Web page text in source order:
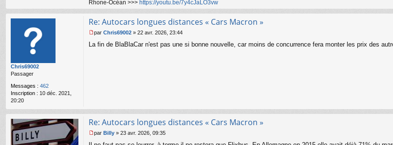
Rhone-Océan >>> https://youtu.be/7y4cJaLO3vw
Chris69002
Passager
Messages : 462
Inscription : 10 déc. 2021,
20:20
Re: Autocars longues distances « Cars Macron »
e
l
par Chris69002 » 22 avr. 2026, 23:44
La fin de BlaBlaCar n'est pas une si bonne nouvelle, car moins de concurrence fera monter les prix des
Re: Autocars longues distances « Cars Macron »
par Billy » 23 avr. 2026, 09:35